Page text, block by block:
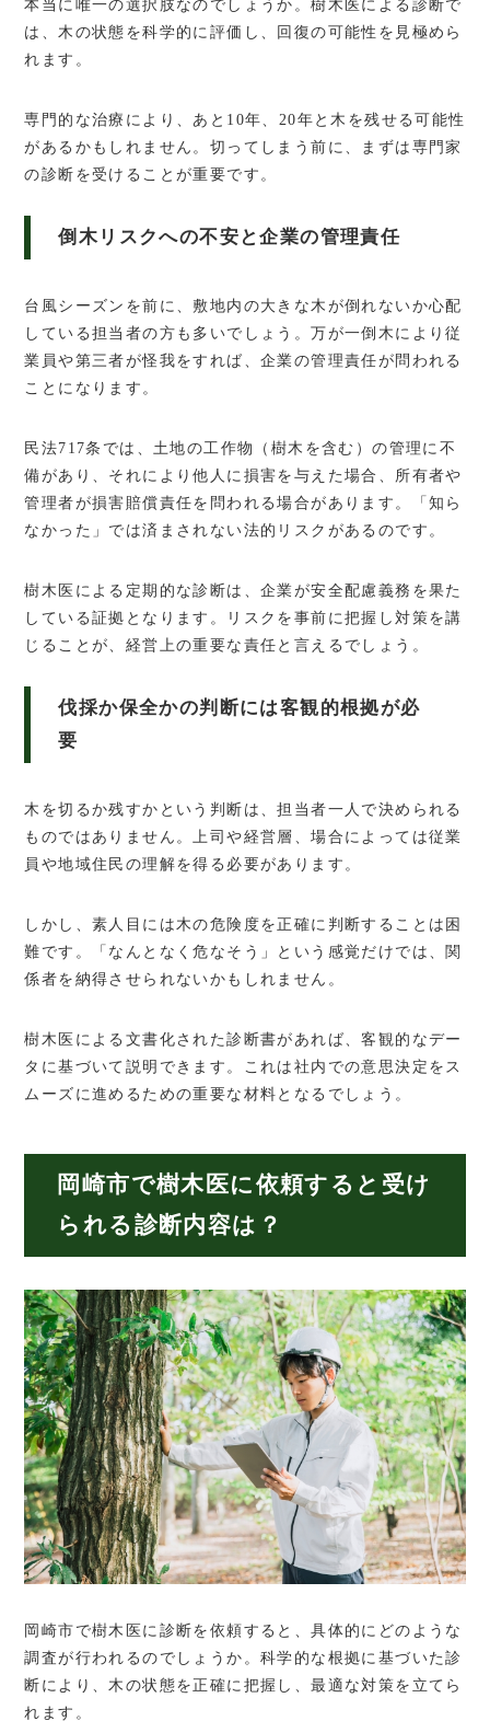
本当に唯一の選択肢なのでしょうか。樹木医による診断で
は、木の状態を科学的に評価し、回復の可能性を見極めら
れます。
専門的な治療により、あと10年、20年と木を残せる可能性
があるかもしれません。切ってしまう前に、まずは専門家
の診断を受けることが重要です。
倒木リスクへの不安と企業の管理責任
台風シーズンを前に、敷地内の大きな木が倒れないか心配
している担当者の方も多いでしょう。万が一倒木により従
業員や第三者が怪我をすれば、企業の管理責任が問われる
ことになります。
民法717条では、土地の工作物（樹木を含む）の管理に不
備があり、それにより他人に損害を与えた場合、所有者や
管理者が損害賠償責任を問われる場合があります。「知ら
なかった」では済まされない法的リスクがあるのです。
樹木医による定期的な診断は、企業が安全配慮義務を果た
している証拠となります。リスクを事前に把握し対策を講
じることが、経営上の重要な責任と言えるでしょう。
伐採か保全かの判断には客観的根拠が必
要
木を切るか残すかという判断は、担当者一人で決められる
ものではありません。上司や経営層、場合によっては従業
員や地域住民の理解を得る必要があります。
しかし、素人目には木の危険度を正確に判断することは困
難です。「なんとなく危なそう」という感覚だけでは、関
係者を納得させられないかもしれません。
樹木医による文書化された診断書があれば、客観的なデー
タに基づいて説明できます。これは社内での意思決定をス
ムーズに進めるための重要な材料となるでしょう。
岡崎市で樹木医に依頼すると受け
られる診断内容は？
岡崎市で樹木医に診断を依頼すると、具体的にどのような
調査が行われるのでしょうか。科学的な根拠に基づいた診
断により、木の状態を正確に把握し、最適な対策を立てら
れます。